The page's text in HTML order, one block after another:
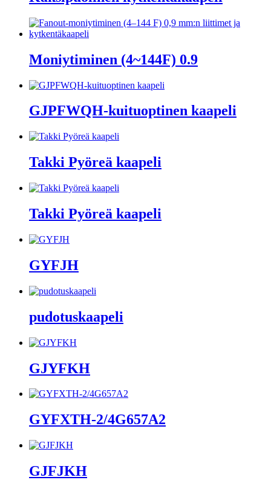
Moniytiminen (4~144F) 0.9
GJPFWQH-kuituoptinen kaapeli
Takki Pyöreä kaapeli
Takki Pyöreä kaapeli
GYFJH
pudotuskaapeli
GJYFKH
GYFXTH-2/4G657A2
GJFJKH